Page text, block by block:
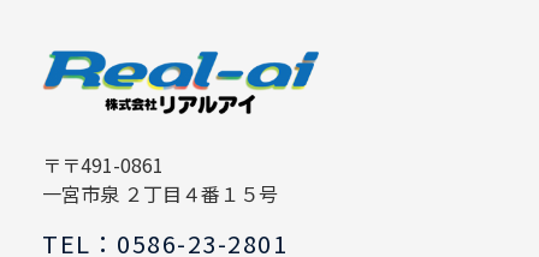
〒〒491-0861
一宮市泉 ２丁目４番１５号
TEL：0586-23-2801